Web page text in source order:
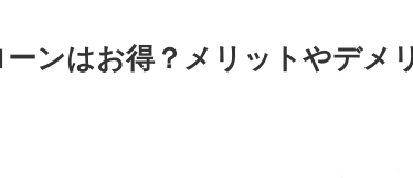
ンはお得？メリットやデメ